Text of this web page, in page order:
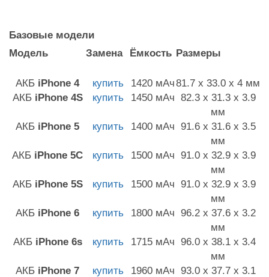
Базовые модели
Модель
Замена Ёмкость Размеры
АКБ iPhone 4 купить 1420 мАч81.7 x 33.0 x 4 мм
АКБ iPhone 4S купить 1450 мАч 82.3 x 31.3 x 3.9
мм
АКБ iPhone 5 купить 1400 мАч 91.6 x 31.6 x 3.5
мм
АКБ iPhone 5C купить 1500 мАч 91.0 x 32.9 x 3.9
мм
АКБ iPhone 5S купить 1500 мАч 91.0 x 32.9 x 3.9
мм
АКБ iPhone 6 купить 1800 мАч 96.2 x 37.6 x 3.2
мм
АКБ iPhone 6s купить 1715 мАч 96.0 x 38.1 x 3.4
мм
АКБ iPhone 7 купить 1960 мАч 93.0 x 37.7 x 3.1